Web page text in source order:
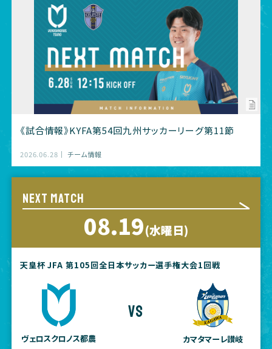
《試合情報》KYFA第54回九州サッカーリーグ第11節
2026.06.28 チーム情報
NEXT MATCH
08.19(水曜日)
天皇杯 JFA 第105回全日本サッカー選手権大会1回戦
ヴェロスクロノス都農
vs
カマタマーレ讃岐